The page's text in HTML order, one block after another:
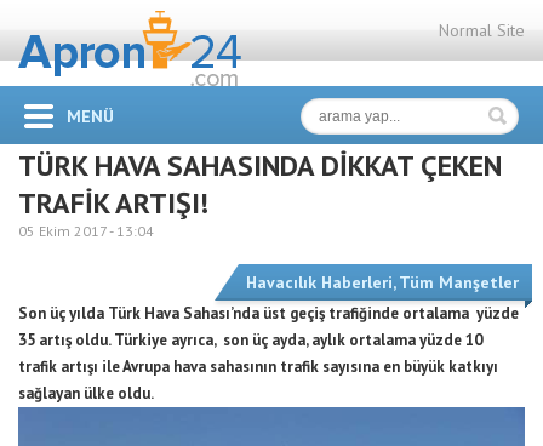
Normal Site
MENÜ
TÜRK HAVA SAHASINDA DİKKAT ÇEKEN
TRAFİK ARTIŞI!
05 Ekim 2017 - 13:04
Havacılık Haberleri,Tüm Manşetler
Son üç yılda Türk Hava Sahası’nda üst geçiş trafiğinde ortalama yüzde
35 artış oldu. Türkiye ayrıca, son üç ayda, aylık ortalama yüzde 10
trafik artışı ile Avrupa hava sahasının trafik sayısına en büyük katkıyı
sağlayan ülke oldu.